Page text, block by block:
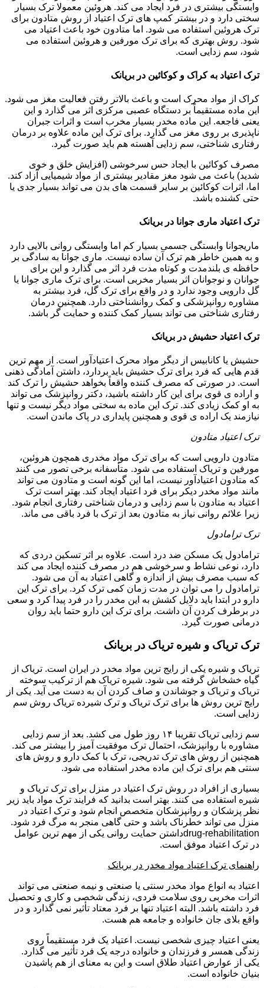
وابستگی بیشتری در فرد ایجاد می کند. هروئین معمولا ترک بسیار
سختی دارد و در بیشتر کمپ های ترک اعتیاد از روش متادون برای
ترک هروئین استفاده می شود. اما متادون خود باعث اعتیاد می
شود. روش بهتری که برای ترک مورفین و هروئین استفاده می
شود، سم زدایی است.
ترک اعتیاد به کراک و کوکائین در بریانک
کراک از مواد محرک است و باعث بالاتر رفتن فعالیت مغز می شود.
این ماده مستقیماً بر دستگاه عصبی مرکزی اثر می گذارد و این
یعنی فاجعه. این ماده مخدر بسیار مخرب است و اثرات جبران
ناپذیری بر روی مغز می گذارد. برای ترک این ماده علاوه بر درمان
رفتاری شناختی، سم زدایی آهسته هم باید صورت گیرد.
مصرف کوکائین با ایجاد حس سرخوشی (افزایش خلق و خوی
شدید) باعث می شود مغز مقادیر بیشتری از مواد شیمیایی آزاد کند.
اما، اثرات کوکائین بر سایر قسمت های بدن می تواند بسیار جدی یا
حتی کشنده باشد.
ترک اعتیاد ماری جوانا در بریانک
ماریجوانا وابستگی جسمی بسیار کم اما وابستگی روانی بالایی دارد
و به همین خاطر هم ترک آن ساده نیست. ماری جوانا به سادگی بر
حافظه ی بلندمدت و کوتاه مدت فرد اثر می گذارد و این برای
جوانان و نوجوانان اثر بسیار مخربی است. برای ترک ماری جوانا یا
گل دارویی وجود ندارد و در واقع برای ترک گل، فرد بیشتر به
مشاوره روانپزشکی و کمک روانشناختی دارد. همچنین درمان
رفتاری شناختی می تواند بسیار کمک کننده و حمایت گر باشد.
ترک اعتیاد حشیش در بریانک
حشیش یا کانابیس از دیگر مواد محرک اعتیادآور است. از مهم ترین
قدم هایی که فرد برای ترک حشیش باید بردارد، داشتن آمادگی ذهنی
است. در صورتی که مصرف کننده واقعاً بخواهد حشیش را ترک کند
و اراده ی قوی برای این کار داشته باشید، دکتر روانپزشک می تواند
به او کمک زیادی کند. ترک این ماده به سختی مواد دیگر نیست و تنها
نیازمند یک اراده ی قوی و همچنین پایداری در پاک ماندن است.
ترک اعتیاد متادون
متادون دارویی است که برای ترک مواد مخدری همچون هروئین،
مورفین و تریاک استفاده می شود. متأسفانه برخی تصور می کنند
که متادون اعتیادآور نیست، اما این گونه است و متادون می تواند
مانند مواد مخدر دیکر برای فرد اعتیاد ایجاد کند. بهتر است ترک
اعتیاد به متادون با سم زدایی و درمان شناختی رفتاری انجام شود.
زیرا علائم روانی نیاز به متادون بعد از ترک با فرد باقی می ماند.
ترک ترامادول
ترامادول یک مسکن ضد درد است. علاوه بر اثر تسکین دردی که
دارد، نوعی نشاط و سرخوشی هم در مصرف کننده ایجاد می کند
که سبب مصرف بیش از اندازه و گاهی اعتیاد به آن می شود.
ترامادول را می توان در مدت زمان کمی ترک کرد. برای ترک این
دارو در ابتدا باید دلایل کشش به این مخدر را در فرد پیدا کرد و سعی
در برطرف کردن آن داشت. برای ترک این دارو حتما باید روان
درمانی صورت گیرد.
ترک تریاک و شیره تریاک در بریانک
تریاک و شیره یکی از رایج ترین مواد مخدر در ایران است. تریاک از
گیاه خشخاش گرفته می شود. شیره تریاک هم از ترکیب سوخته
تریاک و تریاک و جوشاندن و صاف کردن آن به دست می آید. یکی از
رایج ترین روش ها برای ترک تریاک و ترک شیرده تریاک روش سم
زدایی است.
سم زدایی تریاک تقریبا ۱۴ روز طول می کشد. بعد از سم زدایی
مشاوره با روانپزشک، احتمال ترک موفقیت آمیز را بیشتر می کند.
همچنین از روش های ترک تدریجی، ترک با کمک دارو و روش های
سنتی هم برای ترک این ماده مخدر استفاده می شود.
بسیاری از افراد در روش ترک اعتیاد در منزل برای ترک تریاک و
شیره استفاده می کنند. بهتر است بدانید که فرایند ترک مواد باید زیر
نظر پزشکان و روانپزشکان متخصص انجام شود و ترک اعتیاد در
منزل می تواند خطرناک باشد و حتی گاهی منجر به مرگ فرد شود.
drug-rehabilitationداشتن حمایت روانی یکی از مهم ترین عوامل
در ترک اعتیاد موفق است.
راهنمای ترک اعتیاد مواد مخدر در بریانک
اعتیاد به انواع مواد مخدر سنتی یا صنعتی و نیمه صنعتی می تواند
اثرات مخربی روی سلامت فردی، زندگی شخصی و کاری و تحصیل
فرد داشته باشد. البته اعتیاد تنها بر فرد معتاد تأثیر نمی گذارد و در
واقع بلای جان خانواده و جامعه هم هست.
یعنی اعتیاد چیزی شخصی نیست. اعتیاد یک فرد مستقیماً روی
زندگی همسر و فرزندان و خانواده درجه یک فرد تأثیر می گذارد.
یکی از عوارض اعتیاد طلاق است و این به معنای از هم پاشیدن
بنیان خانواده است.